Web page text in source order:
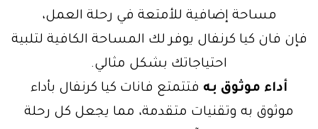
مساحة إضافية للأمتعة في رحلة العمل،
فإن فان كيا كرنفال يوفر لك المساحة الكافية لتلبية
احتياجاتك بشكل مثالي.
أداء موثوق به فتتمتع فانات كيا كرنفال بأداء
موثوق به وتقنيات متقدمة، مما يجعل كل رحلة